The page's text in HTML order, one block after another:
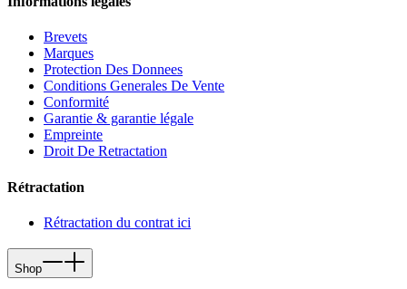
Brevets
Marques
Protection Des Donnees
Conditions Generales De Vente
Conformité
Garantie & garantie légale
Empreinte
Droit De Retractation
Rétractation
Rétractation du contrat ici
Shop